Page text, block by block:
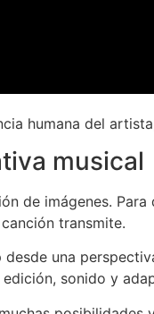
humana del
musical
de imágenes.
transmite.
una
sonido y